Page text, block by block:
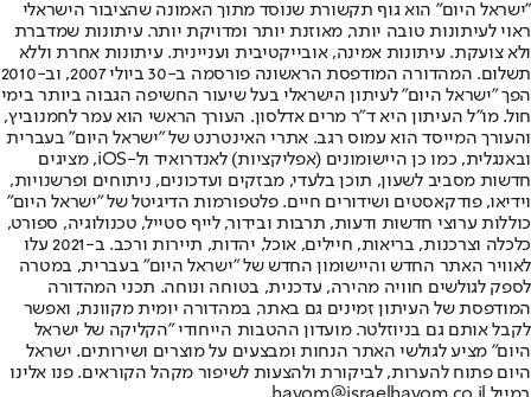
"ישראל היום" הוא גוף תקשורת שנוסד מתוך האמונה שהציבור הישראלי
ראוי לעיתונות טובה יותר, מאוזנת יותר ומדויקת יותר. עיתונות שמדברת
ולא צועקת. עיתונות אמינה, אובייקטיבית ועניינית. עיתונות אחרת וללא
תשלום. המהדורה המודפסת הראשונה פורסמה ב-30 ביולי 2007, וב-2010
הפך "ישראל היום" לעיתון הישראלי בעל שיעור החשיפה הגבוה ביותר בימי
חול. מו"ל העיתון היא ד"ר מרים אדלסון. העורך הראשי הוא עמר לחמנוביץ,
והעורך המייסד הוא עמוס רגב. אתרי האינטרנט של "ישראל היום" בעברית
ובאנגלית, כמו כן היישומונים (אפליקציות) לאנדרואיד ול-iOS, מציגים
חדשות מסביב לשעון, תוכן בלעדי, מבזקים ועדכונים, ניתוחים ופרשנויות,
וידיאו, פודקאסטים ושידורים חיים. פלטפורמות הדיגיטל של "ישראל היום"
כוללות ערוצי חדשות ודעות, תרבות ובידור, לייף סטייל, טכנולוגיה, ספורט,
כלכלה וצרכנות, בריאות, חיילים, אוכל, יהדות, תיירות ורכב. ב-2021 עלו
לאוויר האתר החדש והיישומון החדש של "ישראל היום" בעברית, במטרה
לספק לגולשים חוויה מהירה, עדכנית, בטוחה ונוחה. תכני המהדורה
המודפסת של העיתון זמינים גם באתר, במהדורה יומית מקוונת, ואפשר
לקבל אותם גם בניוזלטר. מועדון ההטבות הייחודי "הקליקה של ישראל
היום" מציע לגולשי האתר הנחות ומבצעים על מוצרים ושירותים. ישראל
היום פתוח להערות, לביקורת ולהצעות לשיפור מקהל הקוראים. פנו אלינו